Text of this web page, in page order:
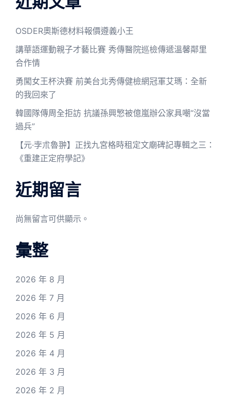
OSDER奧斯德材料報價遵義小王
講華語運動親子才藝比賽 秀傳醫院巡檢傳遞溫馨鄰里
合作情
勇闖女王杯決賽 前美台北秀傳健檢網冠軍艾瑪：全新
的我回來了
韓國隊傳周全拒訪 抗議孫興慜被億嵐辦公家具嘲“沒當
過兵”
【元·孛朮魯翀】正找九宮格時租定文廟碑記專輯之三：
《重建正定府學記》
近期留言
尚無留言可供顯示。
彙整
2026 年 8 月
2026 年 7 月
2026 年 6 月
2026 年 5 月
2026 年 4 月
2026 年 3 月
2026 年 2 月